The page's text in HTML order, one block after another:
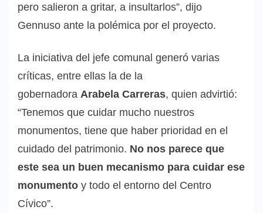
pero salieron a gritar, a insultarlos”, dijo
Gennuso ante la polémica por el proyecto.
La iniciativa del jefe comunal generó varias
críticas, entre ellas la de la
gobernadora Arabela Carreras, quien advirtió:
“Tenemos que cuidar mucho nuestros
monumentos, tiene que haber prioridad en el
cuidado del patrimonio. No nos parece que
este sea un buen mecanismo para cuidar ese
monumento y todo el entorno del Centro
Cívico”.